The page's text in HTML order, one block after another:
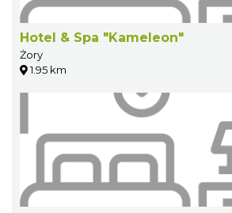
Hotel & Spa "Kameleon"
Żory
1.95 km